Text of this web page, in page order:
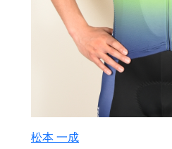
松本 一成